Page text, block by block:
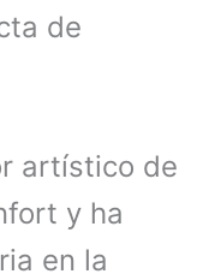
de
artístico de
y ha
en la